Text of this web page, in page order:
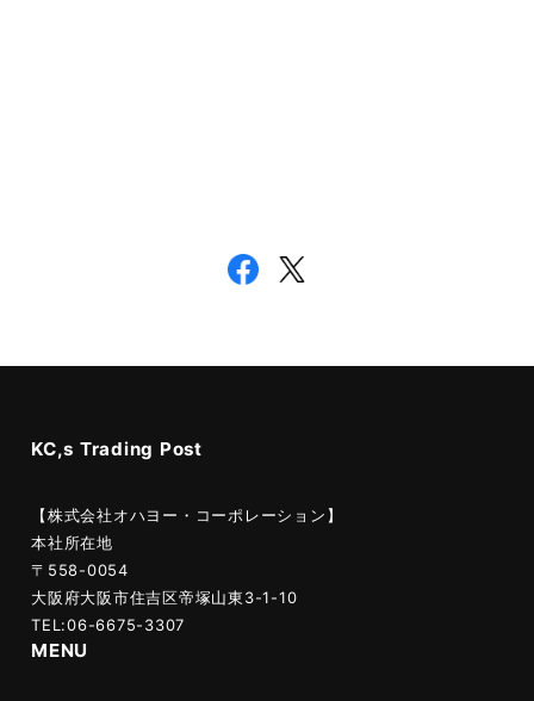
KC,s Trading Post
【株式会社オハヨー・コーポレーション】
本社所在地
〒558-0054
大阪府大阪市住吉区帝塚山東3-1-10
TEL:06-6675-3307
MENU